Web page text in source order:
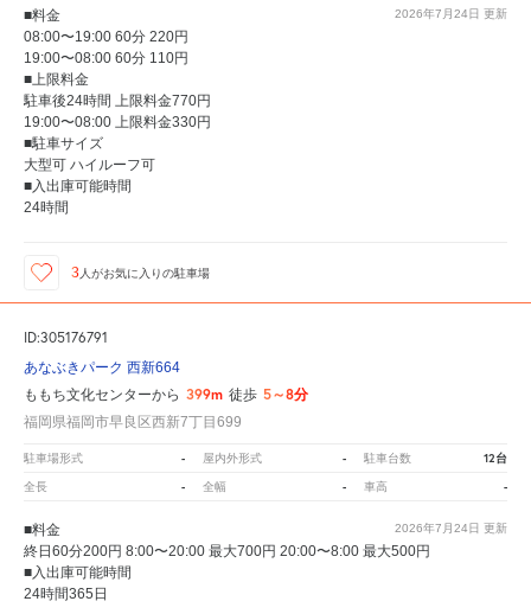
2026年7月24日 更新
■料金
08:00〜19:00 60分 220円
19:00〜08:00 60分 110円
■上限料金
駐車後24時間 上限料金770円
19:00〜08:00 上限料金330円
■駐車サイズ
大型可 ハイルーフ可
■入出庫可能時間
24時間
3 人がお気に入りの駐車場
ID:305176791
あなぶきパーク 西新664
ももち文化センターから 399m 徒歩 5～8分
福岡県福岡市早良区西新7丁目699
駐車場形式 - 屋内外形式 - 駐車台数 12台
全長 - 全幅 - 車高 -
2026年7月24日 更新
■料金
終日60分200円 8:00〜20:00 最大700円 20:00〜8:00 最大500円
■入出庫可能時間
24時間365日